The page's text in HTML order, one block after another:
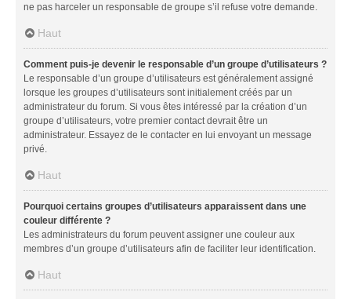
ne pas harceler un responsable de groupe s’il refuse votre demande.
Haut
Comment puis-je devenir le responsable d’un groupe d’utilisateurs ?
Le responsable d’un groupe d’utilisateurs est généralement assigné
lorsque les groupes d’utilisateurs sont initialement créés par un
administrateur du forum. Si vous êtes intéressé par la création d’un
groupe d’utilisateurs, votre premier contact devrait être un
administrateur. Essayez de le contacter en lui envoyant un message
privé.
Haut
Pourquoi certains groupes d’utilisateurs apparaissent dans une
couleur différente ?
Les administrateurs du forum peuvent assigner une couleur aux
membres d’un groupe d’utilisateurs afin de faciliter leur identification.
Haut